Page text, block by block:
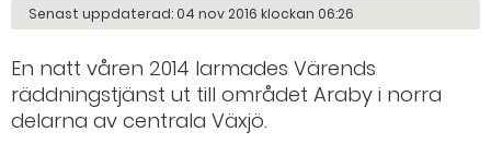
Senast uppdaterad: 04 nov 2016 klockan 06:26
En natt våren 2014 larmades Värends
räddningstjänst ut till området Araby i norra
delarna av centrala Växjö.